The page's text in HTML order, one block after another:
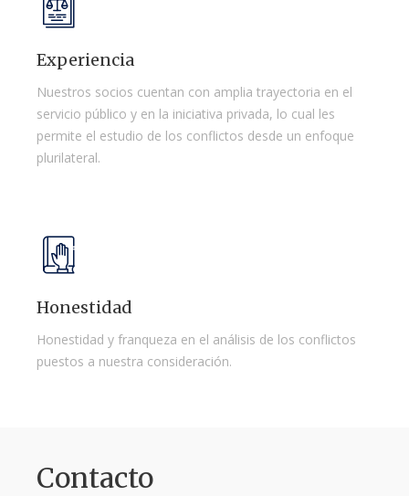
Experiencia
Nuestros socios cuentan con amplia trayectoria en el
servicio público y en la iniciativa privada, lo cual les
permite el estudio de los conflictos desde un enfoque
plurilateral.
Honestidad
Honestidad y franqueza en el análisis de los conflictos
puestos a nuestra consideración.
Contacto